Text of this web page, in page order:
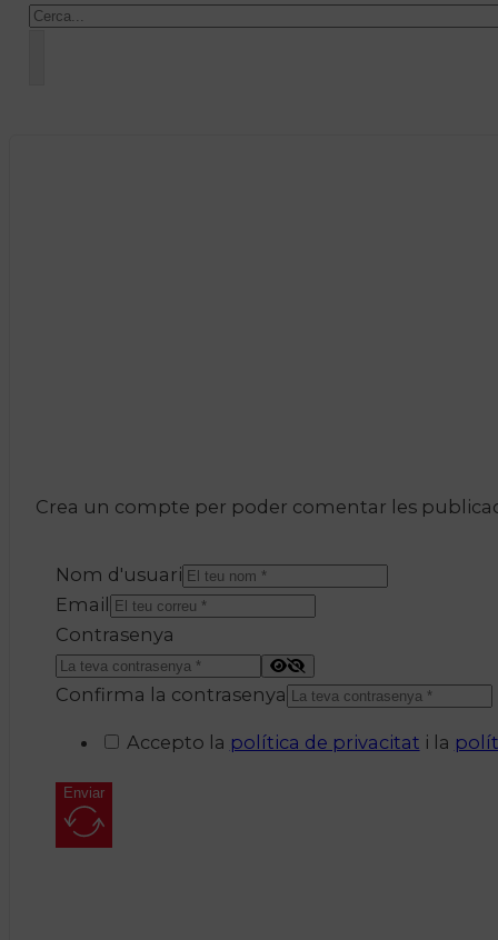
Cercar
Crea un compte per poder comentar les
Nom d'usuari
Email
Contrasenya
Confirma la contrasenya
Accepto la política de privacitat i la
Enviar